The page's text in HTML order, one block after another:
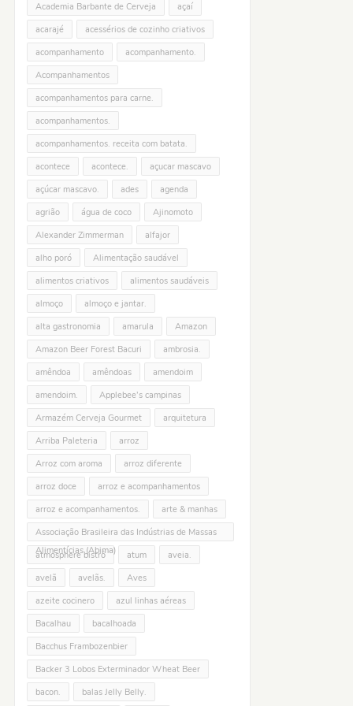
Academia Barbante de Cerveja
açaí
acarajé
acessérios de cozinho criativos
acompanhamento
acompanhamento.
Acompanhamentos
acompanhamentos para carne.
acompanhamentos.
acompanhamentos. receita com batata.
acontece
acontece.
açucar mascavo
açúcar mascavo.
ades
agenda
agrião
água de coco
Ajinomoto
Alexander Zimmerman
alfajor
alho poró
Alimentação saudável
alimentos criativos
alimentos saudáveis
almoço
almoço e jantar.
alta gastronomia
amarula
Amazon
Amazon Beer Forest Bacuri
ambrosia.
amêndoa
amêndoas
amendoim
amendoim.
Applebee’s campinas
Armazém Cerveja Gourmet
arquitetura
Arriba Paleteria
arroz
Arroz com aroma
arroz diferente
arroz doce
arroz e acompanhamentos
arroz e acompanhamentos.
arte & manhas
Associação Brasileira das Indústrias de Massas
Alimentícias (Abima)
atmosphere bistrô atum
aveia.
avelã
avelãs.
Aves
azeite cocinero
azul linhas aéreas
Bacalhau
bacalhoada
Bacchus Frambozenbier
Backer 3 Lobos Exterminador Wheat Beer
bacon.
balas Jelly Belly.